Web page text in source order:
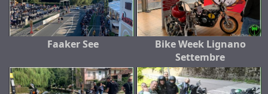
Faaker See
Bike Week Lignano
Settembre